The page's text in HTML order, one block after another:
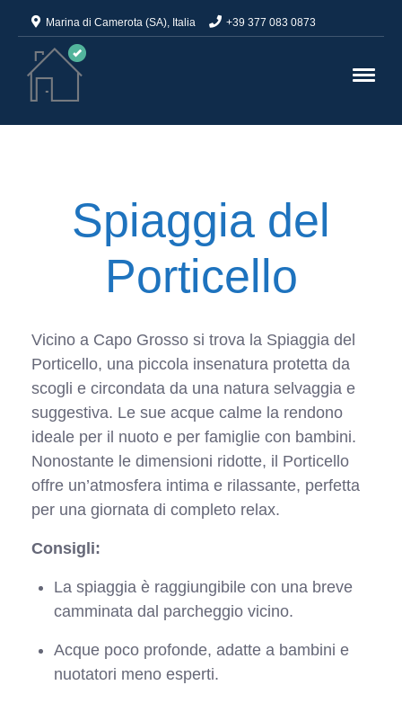
Marina di Camerota (SA), Italia +39 377 083 0873
Spiaggia del
Porticello
Vicino a Capo Grosso si trova la Spiaggia del
Porticello, una piccola insenatura protetta da
scogli e circondata da una natura selvaggia e
suggestiva. Le sue acque calme la rendono
ideale per il nuoto e per famiglie con bambini.
Nonostante le dimensioni ridotte, il Porticello
offre un’atmosfera intima e rilassante, perfetta
per una giornata di completo relax.
Consigli:
La spiaggia è raggiungibile con una breve
camminata dal parcheggio vicino.
Acque poco profonde, adatte a bambini e
nuotatori meno esperti.